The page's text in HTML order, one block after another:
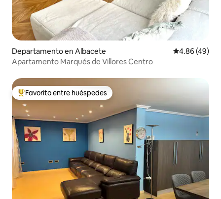
Departamento en Albacete Calificación
4.86 (49)
Apartamento Marqués de Villores Centro
De los mejores en Favorito entre huéspedes
Favorito entre huéspedes